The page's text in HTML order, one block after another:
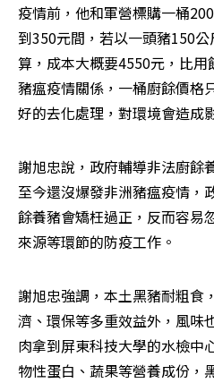
疫情前，他和軍營標購一桶
到350元間，若以一頭豬150
算，成本大概要4550元，比
豬瘟疫情關係，一桶廚餘價格
好的去化處理，對環境會造成
謝旭忠說，政府輔導非法廚餘
至今還沒爆發非洲豬瘟疫情，
餘養豬會矯枉過正，反而容易
來源等環節的防疫工作。
謝旭忠強調，本土黑豬耐粗食
濟、環保等多重效益外，風味
肉拿到屏東科技大學的水檢中
物性蛋白、蔬果等營養成份，